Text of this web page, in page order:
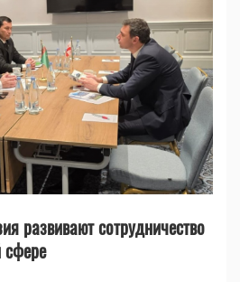
развивают сотрудничество